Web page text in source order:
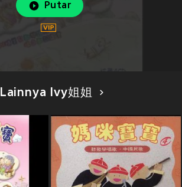
Putar
Lainnya Ivy姐姐